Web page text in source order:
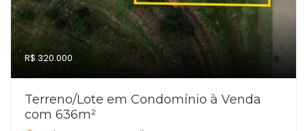
R$ 320.000
Terreno/Lote em Condomínio à Venda
com 636m²